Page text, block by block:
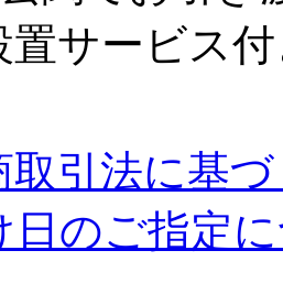
置サービス
引法に基
のご指定